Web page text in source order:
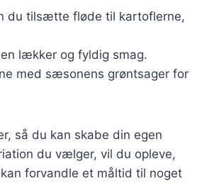
du tilsætte fløde til kartoflerne,
lækker og fyldig smag.
med sæsonens grøntsager for
så du kan skabe din egen
du vælger, vil du opleve,
forvandle et måltid til noget